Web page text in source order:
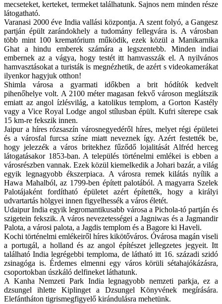
mecseteket, kerteket, termeket találhatunk. Sajnos nem minden része
látogatható.
Varanasi 2000 éve India vallási központja. A szent folyó, a Gangesz
partján épült zarándokhely a tudomány fellegvára is. A városban
több mint 100 krematórium működik, ezek közül a Manikarnika
Ghat a hindu emberek számára a legszentebb. Minden indiai
embernek az a vágya, hogy testét itt hamvasszák el. A nyilvános
hamvasztásokat a turisták is megnézhetik, de azért s videokamerákat
ilyenkor hagyjuk otthon!
Shimla városa a gyarmati időkben a brit hódítók kedvelt
pihenőhelye volt. A 2100 méter magasan fekvő városon meglátszik
emiatt az angol ízlésvilág, a katolikus templom, a Gorton Kastély
vagy a Vice Royal Lodge angol stílusban épült. Kufri síterepe csak
15 km-re fekszik innen.
Jaipur a híres rózsaszín városnegyedéről híres, melyet régi épületei
és a városfal furcsa színe miatt neveznek így. Azért festették be,
hogy jelezzék a város britekhez fűződő lojalitását Alfréd herceg
látogatásakor 1853-ban. A település történelmi emlékei is ebben a
városrészben vannak. Ezek közül kiemelkedik a Johari bazár, a világ
egyik legnagyobb ékszerpiaca. A városra remek kilátás nyílik a
Hawa Mahalból, az 1799-ben épített palotából. A magyarra Szelek
Palotájaként fordítható épületet azért építették, hogy a királyi
udvartartás hölgyei innen figyelhessék a város életét.
Udaipur India egyik legromantikusabb városa a Pichola-tó partján és
szigetein fekszik. A város nevezetességei a Jagniwas és a Jagmandir
Palota, a városi palota, a Jagdis templom és a Bagore ki Haveli.
Kochi történelmi emlékeiről híres kikötőváros. Óvárosa magán viseli
a portugál, a holland és az angol építészet jellegzetes jegyeit. Itt
található India legrégebbi temploma, de látható itt 16. századi szidó
zsinagóga is. Érdemes elmenni egy város körüli sétahajókázásra,
csoportokban úszkáló delfineket láthatunk.
A Kanha Nemzeti Park India legnagyobb nemzeti parkja, ez a
dzsungel ihlette Kiplinget a Dzsungel Könyvének megírására.
Elefántháton tigrismegfigyelő kirándulásra mehetünk.